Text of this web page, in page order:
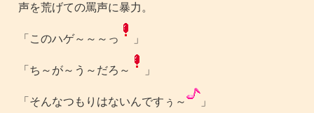
声を荒げての罵声に暴力。
「このハゲ～～～っ 」
「ち～が～う～だろ～ 」
「そんなつもりはないんですぅ～ 」